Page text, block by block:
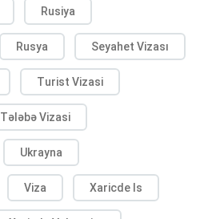
Rusiya
Rusya Seyahet Vizası
Turist Vizasi
Tələbə Vizasi
Ukrayna
Viza Xaricde Is